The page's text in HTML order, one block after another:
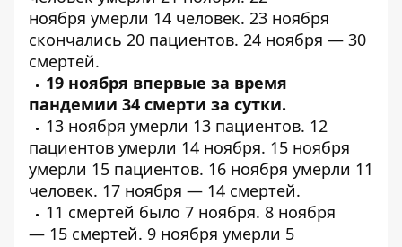
ноября умерли 14 человек. 23 ноября
скончались 20 пациентов. 24 ноября — 30
смертей.
19 ноября впервые за время
пандемии 34 смерти за сутки.
13 ноября умерли 13 пациентов. 12
пациентов умерли 14 ноября. 15 ноября
умерли 15 пациентов. 16 ноября умерли 11
человек. 17 ноября — 14 смертей.
11 смертей было 7 ноября. 8 ноября
— 15 смертей. 9 ноября умерли 5